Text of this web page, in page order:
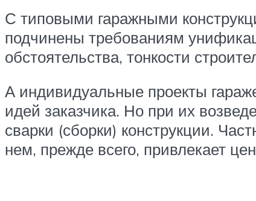
С типовыми гаражными
подчинены требованиям
обстоятельства, тонкости
А индивидуальные проекты
идей заказчика. Но при их
сварки (сборки) конструкции.
нем, прежде всего, привлекает